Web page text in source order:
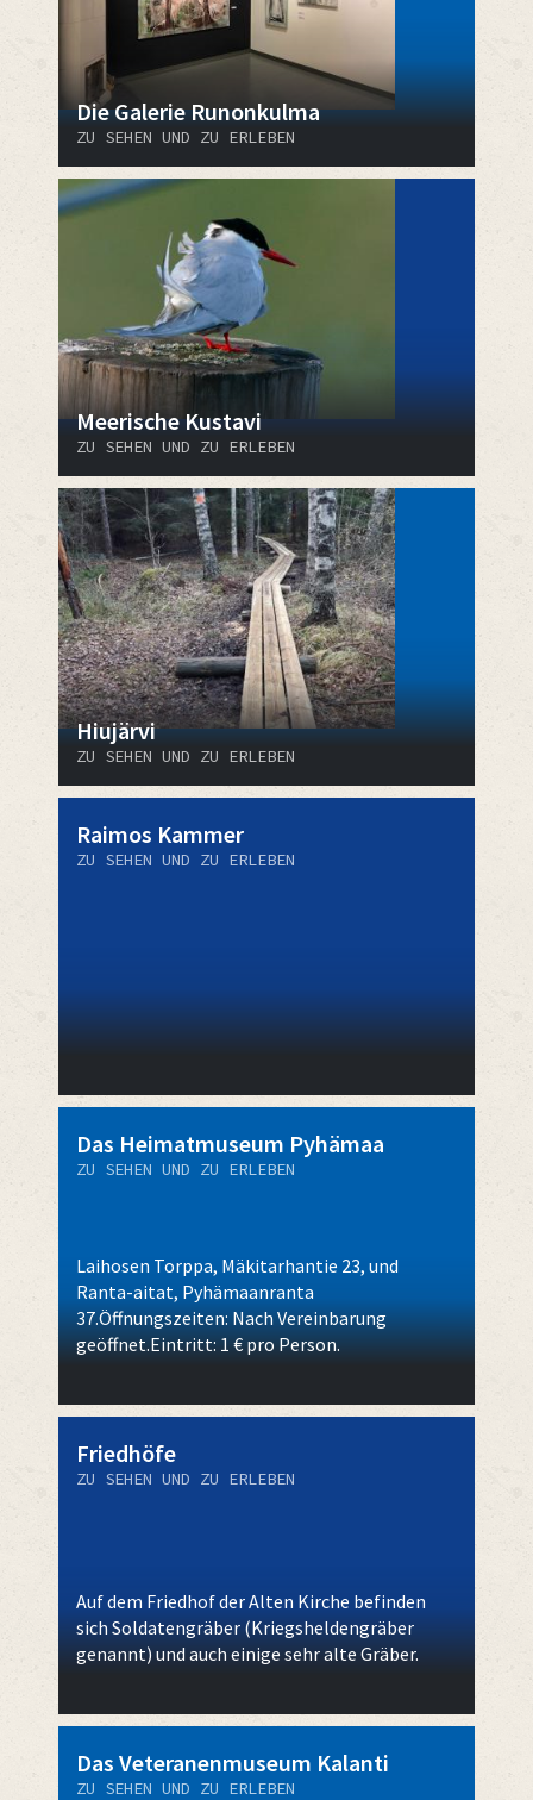
Die Galerie Runonkulma
ZU SEHEN UND ZU ERLEBEN
Meerische Kustavi
ZU SEHEN UND ZU ERLEBEN
Hiujärvi
ZU SEHEN UND ZU ERLEBEN
Raimos Kammer
ZU SEHEN UND ZU ERLEBEN
Das Heimatmuseum Pyhämaa
ZU SEHEN UND ZU ERLEBEN
Laihosen Torppa, Mäkitarhantie 23, und
Ranta-aitat, Pyhämaanranta
37.Öffnungszeiten: Nach Vereinbarung
geöffnet.Eintritt: 1 € pro Person.
Friedhöfe
ZU SEHEN UND ZU ERLEBEN
Auf dem Friedhof der Alten Kirche befinden
sich Soldatengräber (Kriegsheldengräber
genannt) und auch einige sehr alte Gräber.
Das Veteranenmuseum Kalanti
ZU SEHEN UND ZU ERLEBEN